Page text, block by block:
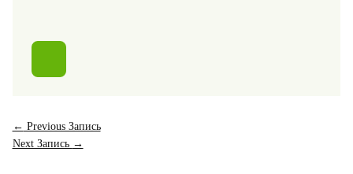
← Previous Запись
Next Запись →